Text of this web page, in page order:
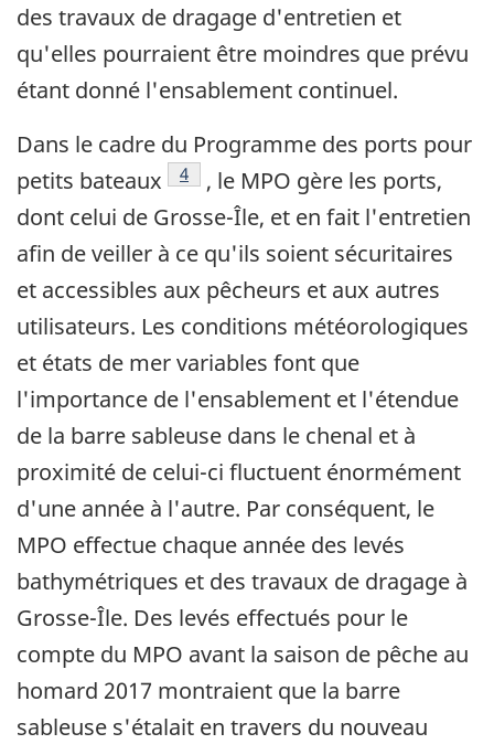
des travaux de dragage d'entretien et
qu'elles pourraient être moindres que prévu
étant donné l'ensablement continuel.
Dans le cadre du Programme des ports pour
petits bateaux
Note de bas de page
4
, le MPO gère les ports,
dont celui de Grosse-Île, et en fait l'entretien
afin de veiller à ce qu'ils soient sécuritaires
et accessibles aux pêcheurs et aux autres
utilisateurs. Les conditions météorologiques
et états de mer variables font que
l'importance de l'ensablement et l'étendue
de la barre sableuse dans le chenal et à
proximité de celui-ci fluctuent énormément
d'une année à l'autre. Par conséquent, le
MPO effectue chaque année des levés
bathymétriques et des travaux de dragage à
Grosse-Île. Des levés effectués pour le
compte du MPO avant la saison de pêche au
homard 2017 montraient que la barre
sableuse s'étalait en travers du nouveau